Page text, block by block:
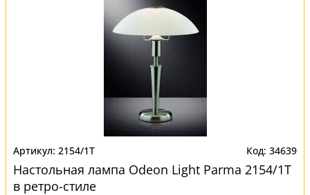
2154/1T 34639
Настольная лампа Odeon Light Parma 2154/1T
в ретро-стиле